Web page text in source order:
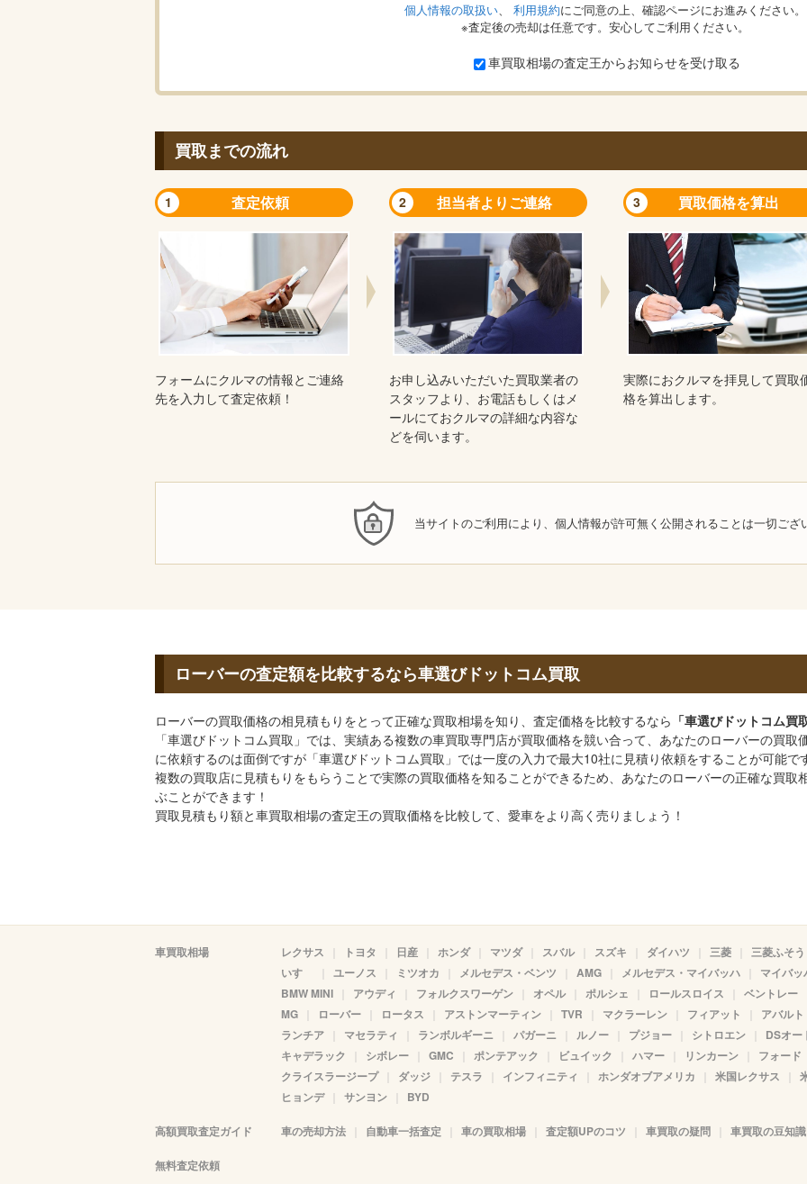
ローバーの査定額を比較するなら車選びドットコム買取
ローバーの買取価格の相見積もりをとって正確な買取相場を知り、査定価格を比較するなら 「車選びドットコム買
「車選びドットコム買取」では、実績ある複数の車買取専門店が買取価格を競い合って、あなたのローバーの買
に依頼するのは面倒ですが「車選びドットコム買取」では一度の入力で最大10社に見積り依頼をすることが可能で
複数の買取店に見積もりをもらうことで実際の買取価格を知ることができるため、あなたのローバーの正確な買取
ぶことができます！
買取見積もり額と車買取相場の査定王の買取価格を比較して、愛車をより高く売りましょう！
個人情報の取扱い、 利用規約にご同意の上、確認ページにお進みください。
※査定後の売却は任意です。安心してご利用ください。
車買取相場の査定王からお知らせを受け取る
買取までの流れ
1 査定依頼
フォームにクルマの情報とご連絡
先を入力して査定依頼！
2 担当者よりご連絡
お申し込みいただいた買取業者の
スタッフより、お電話もしくはメ
ールにておクルマの詳細な内容な
どを伺います。
3 買取価格を算出
実際におクルマを拝見して買取
格を算出します。
当サイトのご利用により、個人情報が許可無く公開されることは一切ござ
車買取相場 レクサス トヨタ 日産 ホンダ マツダ スバル スズキ ダイハツ 三菱
三菱ふそう
いすゞ
ユーノス ミツオカ メルセデス・ベンツ AMG メルセデス・マイバッハ
マイバッ
BMW MINI
アウディ フォルクスワーゲン オペル ポルシェ ロールスロイス
ベントレー
MG
ローバー ロータス アストンマーティン TVR マクラーレン フィアット
アバルト
ランチア
マセラティ ランボルギーニ パガーニ ルノー プジョー シトロエン
DSオー
キャデラック
シボレー GMC ポンテアック ビュイック ハマー リンカーン
フォード
クライスラージープ
ダッジ テスラ インフィニティ ホンダオブアメリカ 米国レクサス
ヒョンデ
サンヨン BYD
高額買取査定ガイド 車の売却方法 自動車一括査定 車の買取相場 査定額UPのコツ 車買取の疑問 車買取の豆知識
無料査定依頼